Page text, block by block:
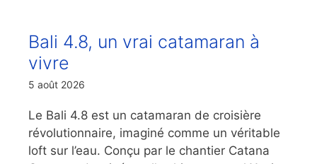
Bali 4.8, un vrai catamaran à
vivre
5 août 2026
Le Bali 4.8 est un catamaran de croisière
révolutionnaire, imaginé comme un véritable
loft sur l’eau. Conçu par le chantier Catana